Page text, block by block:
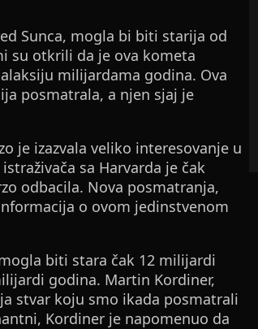
Sunca, mogla bi biti starija od
su otkrili da je ova kometa
milijardama godina. Ova
posmatrala, a njen sjaj je
je izazvala veliko interesovanje u
sa Harvarda je čak
odbacila. Nova posmatranja,
o ovom jedinstvenom
biti stara čak 12 milijardi
godina. Martin Kordiner,
stvar koju smo ikada posmatrali
Kordiner je napomenuo da